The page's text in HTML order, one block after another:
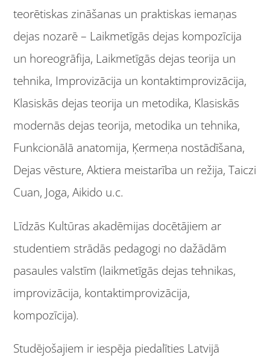
teorētiskas zināšanas un praktiskas iemaņas
dejas nozarē – Laikmetīgās dejas kompozīcija
un horeogrāfija, Laikmetīgās dejas teorija un
tehnika, Improvizācija un kontaktimprovizācija,
Klasiskās dejas teorija un metodika, Klasiskās
modernās dejas teorija, metodika un tehnika,
Funkcionālā anatomija, Ķermeņa nostādīšana,
Dejas vēsture, Aktiera meistarība un režija, Taiczi
Cuan, Joga, Aikido u.c.
Līdzās Kultūras akadēmijas docētājiem ar
studentiem strādās pedagogi no dažādām
pasaules valstīm (laikmetīgās dejas tehnikas,
improvizācija, kontaktimprovizācija,
kompozīcija).
Studējošajiem ir iespēja piedalīties Latvijā